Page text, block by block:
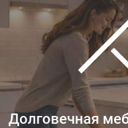
Долговечная